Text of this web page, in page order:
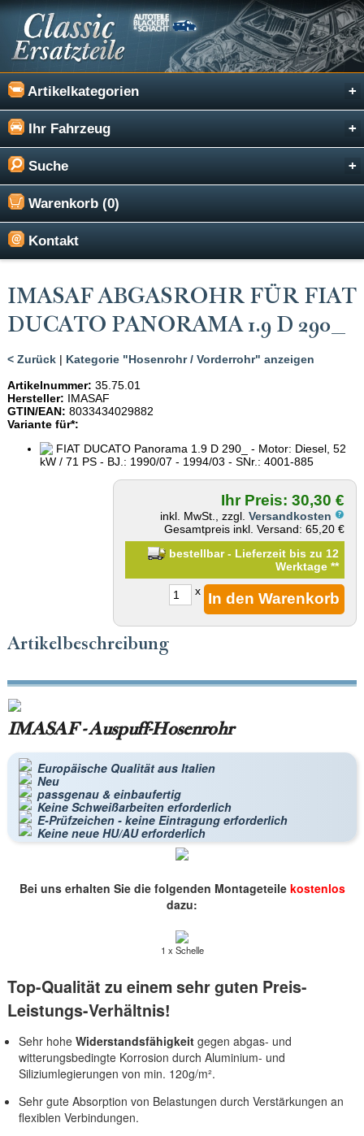
Artikelkategorien
Ihr Fahrzeug
Suche
Warenkorb (0)
Kontakt
IMASAF ABGASROHR FÜR FIAT
DUCATO PANORAMA 1.9 D 290_
< Zurück| Kategorie "Hosenrohr / Vorderrohr" anzeigen
Artikelnummer: 35.75.01
Hersteller: IMASAF
GTIN/EAN: 8033434029882
Variante für*:
FIAT DUCATO Panorama 1.9 D 290_ - Motor: Diesel, 52
kW / 71 PS - BJ.: 1990/07 - 1994/03 - SNr.: 4001-885
Ihr Preis: 30,30 €
inkl. MwSt., zzgl.Versandkosten
Gesamtpreis inkl. Versand: 65,20 €
bestellbar - Lieferzeit bis zu 12
Werktage**
x
Artikelbeschreibung
IMASAF - Auspuff-Hosenrohr
Europäische Qualität aus Italien
Neu
passgenau & einbaufertig
Keine Schweißarbeiten erforderlich
E-Prüfzeichen - keine Eintragung erforderlich
Keine neue HU/AU erforderlich
Bei uns erhalten Sie die folgenden Montageteile kostenlos
dazu:
1 x Schelle
Top-Qualität zu einem sehr guten Preis-
Leistungs-Verhältnis!
Sehr hohe Widerstandsfähigkeit gegen abgas- und
witterungsbedingte Korrosion durch Aluminium- und
Siliziumlegierungen von min. 120g/m².
Sehr gute Absorption von Belastungen durch Verstärkungen an
flexiblen Verbindungen.